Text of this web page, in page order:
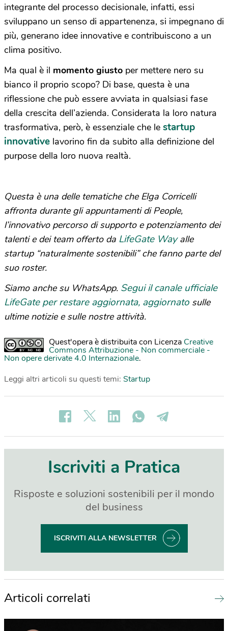
integrante del processo decisionale, infatti, essi
sviluppano un senso di appartenenza, si impegnano di
più, generano idee innovative e contribuiscono a un
clima positivo.
Ma qual è il momento giusto per mettere nero su
bianco il proprio scopo? Di base, questa è una
riflessione che può essere avviata in qualsiasi fase
della crescita dell’azienda. Considerata la loro natura
trasformativa, però, è essenziale che le startup
innovative lavorino fin da subito alla definizione del
purpose della loro nuova realtà.
Questa è una delle tematiche che Elga Corricelli
affronta durante gli appuntamenti di People,
l’innovativo percorso di supporto e potenziamento dei
talenti e dei team offerto da LifeGate Wayalle
startup “naturalmente sostenibili” che fanno parte del
suo roster.
Siamo anche su WhatsApp. Segui il canale ufficiale
LifeGate per restare aggiornata, aggiornato sulle
ultime notizie e sulle nostre attività.
Quest'opera è distribuita con Licenza Creative
Commons Attribuzione - Non commerciale -
Non opere derivate 4.0 Internazionale.
Leggi altri articoli su questi temi: Startup
Iscriviti a Pratica
Risposte e soluzioni sostenibili per il mondo
del business
ISCRIVITI ALLA NEWSLETTER
Articoli correlati